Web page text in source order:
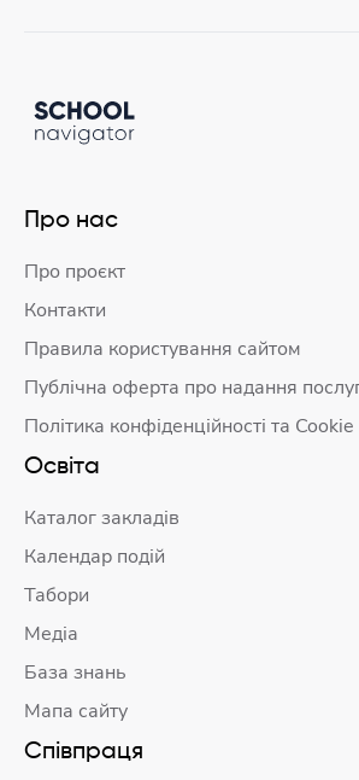
Про нас
Про проєкт
Контакти
Правила користування сайтом
Публічна оферта про надання
Політика конфіденційності та Cookie
Освіта
Каталог закладів
Календар подій
Табори
Медіа
База знань
Мапа сайту
Співпраця